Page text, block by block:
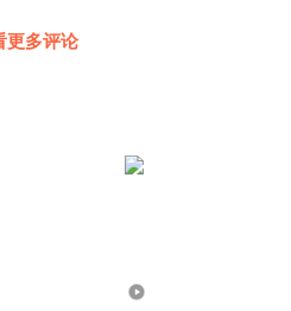
更多评论